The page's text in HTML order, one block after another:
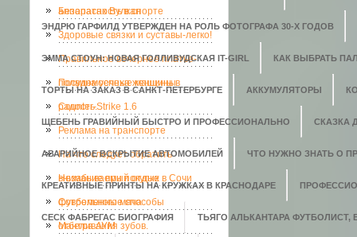
ЭНДРЮ ГАРФИЛД УТВЕРЖДЕН НА РОЛЬ ФОТОГРАФА 30-Х ГОДОВ
ЭММА СТОУН: НОВАЯ ГОЛЛИВУДСКАЯ IT-GIRL КАК ВЫБРАТЬ
ТОРТЫ НА ЗАКАЗ В САНКТ-ПЕТЕРБУРГЕ АККУМУЛЯТОРЫ
ЩЕБЕНЬ ГРАВИЙНЫЙ БЫСТРО И ПРОФЕССИОНАЛЬНО СКАЗКА
АВАРИЙНОЕ ВСКРЫТИЕ АВТОМОБИЛЕЙ ЧТО НУЖНО ЗНАТЬ О
КРЕАТИВНЫЕ ПРИНТЫ НА КРУЖКАХ В КРАСНОДАРЕ
СЕСК ФАБРЕГАС БИОГРАФИЯ ТЬЯГО АЛЬКАНТАРА ФУТБОЛИСТ,
аппаратах Вулкан
Безопасность в спорте
Здоровые связки и суставы-легко!
Правильное вечернее платье-
полвина успеха женщины
Посудомоечные машины в
радость.
Counter-Strike 1.6
Реклама на транспорте
На что следует обратить
внимание при покупке
футбольного мяча
Незабываемый отдых в Сочи
Современные способы
отбеливания зубов.
Мантра АУМ